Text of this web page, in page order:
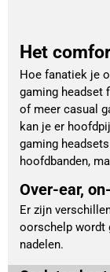
Het
Hoe fanatiek je
gaming headset
of meer casual
kan je er
gaming
hoofdbanden,
Over-ear,
Er zijn
oorschelp wordt
nadelen.